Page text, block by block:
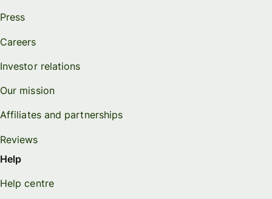
Press
Careers
Investor relations
Our mission
Affiliates and partnerships
Reviews
Help
Help centre